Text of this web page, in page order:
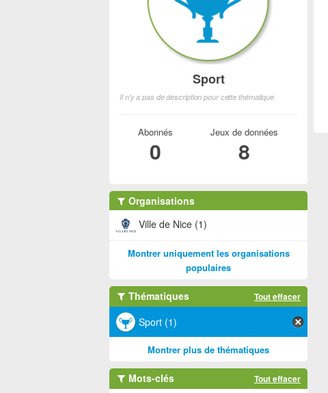
Sport
Il n'y a pas de description pour cette thématique
Abonnés
0
Jeux de données
8
Organisations
Ville de Nice (1)
Montrer uniquement les organisations
populaires
Thématiques Tout effacer
Sport (1)
Montrer plus de thématiques
Mots-clés Tout effacer